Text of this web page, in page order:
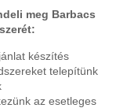
meg Barbacs
készítés
telepítünk
az esetleges